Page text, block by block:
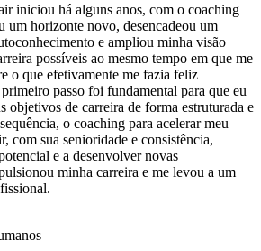
iniciou há alguns anos, com o coaching
um horizonte novo, desencadeou um
e ampliou minha visão
possíveis ao mesmo tempo em que me
o que efetivamente me fazia feliz
passo foi fundamental para que eu
objetivos de carreira de forma estruturada e
o coaching para acelerar meu
com sua senioridade e consistência,
e a desenvolver novas
minha carreira e me levou a um